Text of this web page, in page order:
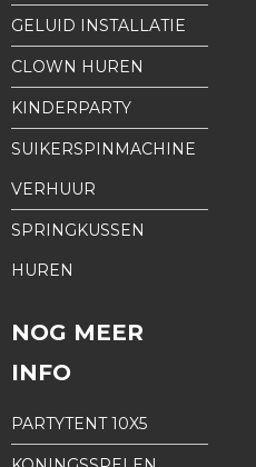
GELUID INSTALLATIE
CLOWN HUREN
KINDERPARTY
SUIKERSPINMACHINE
VERHUUR
SPRINGKUSSEN
HUREN
NOG MEER
INFO
PARTYTENT 10X5